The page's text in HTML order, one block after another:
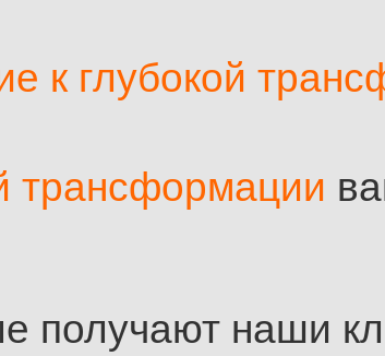
к глубокой
трансформации
получают наши